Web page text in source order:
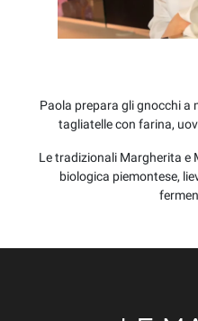
Paola prepara gli gnocchi a
tagliatelle con farina,
Le tradizionali Margherita e
biologica piemontese,